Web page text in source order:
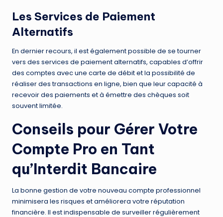
Les Services de Paiement
Alternatifs
En dernier recours, il est également possible de se tourner
vers des services de paiement alternatifs, capables d’offrir
des comptes avec une carte de débit et la possibilité de
réaliser des transactions en ligne, bien que leur capacité à
recevoir des paiements et à émettre des chèques soit
souvent limitée.
Conseils pour Gérer Votre
Compte Pro en Tant
qu’Interdit Bancaire
La bonne gestion de votre nouveau compte professionnel
minimisera les risques et améliorera votre réputation
financière. Il est indispensable de surveiller régulièrement